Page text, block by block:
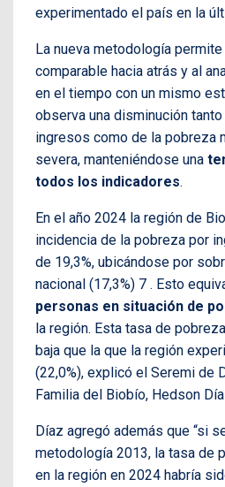
experimentado el país en la
La nueva metodología
comparable hacia atrás y al
en el tiempo con un mismo
observa una disminución
ingresos como de la pobreza
severa, manteniéndose una
todos los indicadores.
En el año 2024 la región de
incidencia de la pobreza por
de 19,3%, ubicándose por
nacional (17,3%) 7 . Esto
personas en situación de
la región. Esta tasa de
baja que la que la región
(22,0%), explicó el Seremi de
Familia del Biobío, Hedson
Díaz agregó además que “si
metodología 2013, la tasa de
en la región en 2024 habría